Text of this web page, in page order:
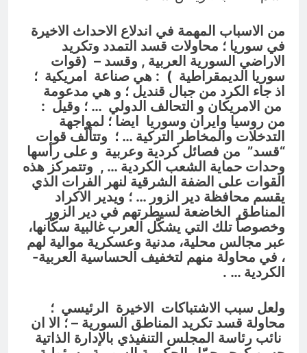
مؤيد اللامي .. الأكثر إستحقاقا لمنصب
وزير الثقافة أو الخارجية
10 ساعات Ago
من الاسباب المهمة في اندلاع الاحداث الاخيرة
في سوريا ؛ محاولات قسد التمدد وتكريد
الاراضي السورية العربية , وقسد – (قوات
سوريا الديمقراطية ) : هي صناعة امريكية ؛
اذ جاء الكرد من جبال قنديل ؛ و هي مدعومة
من الامريكان و التحالف الدولي … ؛ وقيل :
من روسيا وايران وسوريا ايضا ؛ لمواجهة
التدخلات والمخاطر التركية … ؛ وتتألّف قوات
“قسد” من فصائل كردية وعربية و على رأسها
وحدات حماية الشعب الكردية … , وتتمركز هذه
القوات على الضفة الشرقية لنهر الفرات الذي
يقسم محافظة دير الزور … ؛ ويدير الاكراد
المناطق الخاضعة لسيطرتهم في دير الزور
وخصوصاً تلك التي يشكّل العرب غالبية سكّانها،
عبر مجالس محلية، مدنية وعسكرية موالية لهم
، في محاولة منهم لتخفيف الحساسية العربية-
الكردية … .
ولعل سبب الاشتباكات الاخيرة الرئيسي ؛
محاولة قسد تكريد المناطق السورية – ؛ الا ان
نائب رئاسة المجلس التنفيذي بالإدارة الذاتية